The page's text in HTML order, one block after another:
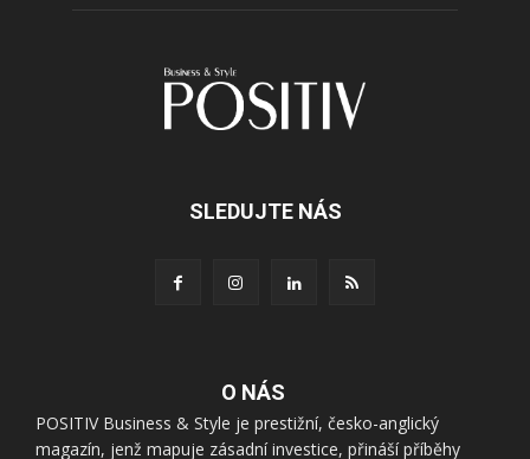
SLEDUJTE NÁS
O NÁS
POSITIV Business & Style je prestižní, česko-anglický
magazín, jenž mapuje zásadní investice, přináší příběhy